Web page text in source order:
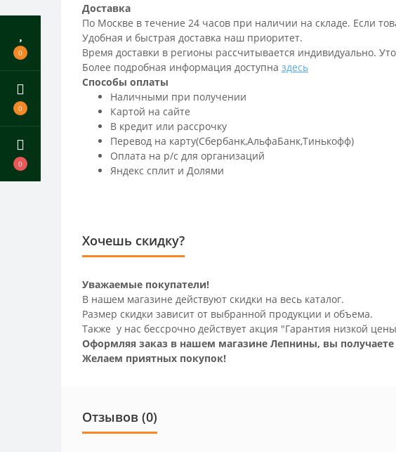
0
0
0
Доставка
По Москве в течение 24 часов при наличии на складе. Если
Удобная и быстрая доставка наш приоритет.
Время доставки в регионы рассчитывается индивидуально.
Более подробная информация доступна здесь
Способы оплаты
Наличными при получении
Картой на сайте
В кредит или рассрочку
Перевод на карту(Сбербанк,АльфаБанк,Тинькофф)
Оплата на р/c для организаций
Яндекс сплит и Долями
Хочешь скидку?
Уважаемые покупатели!
В нашем магазине действуют скидки на весь каталог.
Размер скидки зависит от выбранной продукции и объема.
Также у нас бессрочно действует акция "Гарантия низкой
Оформляя заказ в нашем магазине Лепнины, вы
Желаем приятных покупок!
Отзывов (0)